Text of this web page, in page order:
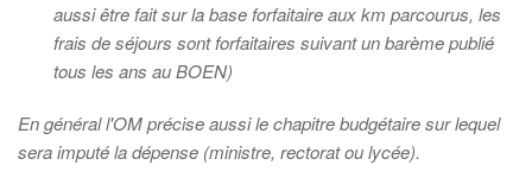
aussi être fait sur la base forfaitaire aux km parcourus, les
frais de séjours sont forfaitaires suivant un barème publié
tous les ans au BOEN)
En général l'OM précise aussi le chapitre budgétaire sur lequel
sera imputé la dépense (ministre, rectorat ou lycée).